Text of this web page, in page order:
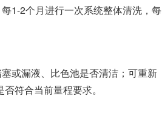
1-2个月进行一次系统整体清洗，每
或漏液、比色池是否清洁；可重新
符合当前量程要求。